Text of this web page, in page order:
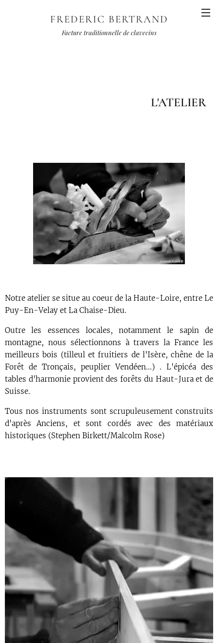
FREDERIC BERTRAND
Facture traditionnelle de clavecins
L'ATELIER
Notre atelier se situe au coeur de la Haute-Loire, entre Le
Puy-En-Velay et La Chaise-Dieu.
Outre les essences locales, notamment le sapin de
montagne, nous sélectionnons à travers la France les
meilleurs bois (tilleul et fruitiers de l'Isère, chêne de la
Forêt de Tronçais, peuplier Vendéen...) . L'épicéa des
tables d'harmonie provient des forêts du Haut-Jura et de
Suisse.
Tous nos instruments sont scrupuleusement construits
d'après Anciens, et sont cordés avec des matériaux
historiques (Stephen Birkett/Malcolm Rose)